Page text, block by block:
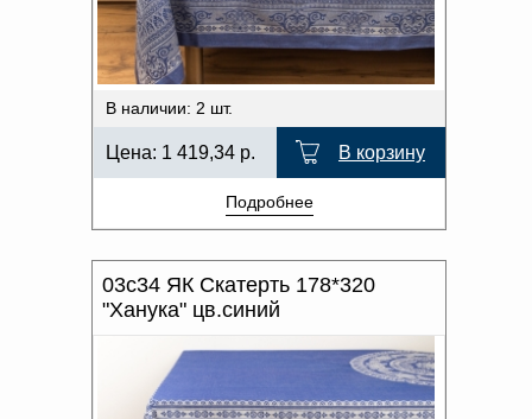
В наличии: 2 шт.
Цена: 1 419,34 р. В корзину
Подробнее
03с34 ЯК Скатерть 178*320
"Ханука" цв.синий